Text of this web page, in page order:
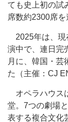
ても史上初の試
席数約2300席を
2025年は、現
演中で、連日完
月に、韓国・芸
た（主催：CJ
オペラハウス
堂。7つの劇場
表する複合文化